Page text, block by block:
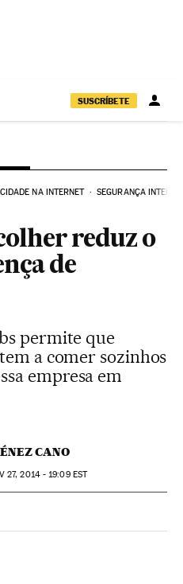
SUSCRÍBETE
NA INTERNET SEGURANÇA
reduz o
de
permite que
a comer sozinhos
empresa em
CANO
27, 2014 - 19:09EST
Sociales